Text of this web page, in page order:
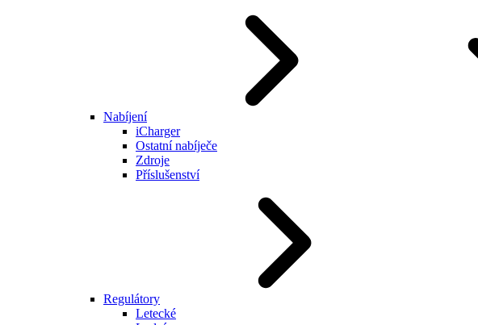
Nabíjení
iCharger
Ostatní nabíječe
Zdroje
Příslušenství
Regulátory
Letecké